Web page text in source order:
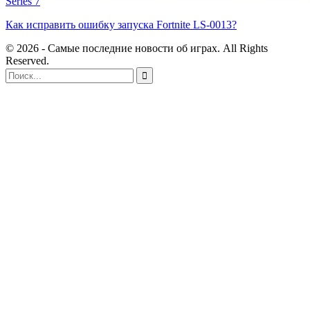
Как исправить ошибку запуска Fortnite LS-0013?
© 2026 - Самые последние новости об играх. All Rights
Reserved.